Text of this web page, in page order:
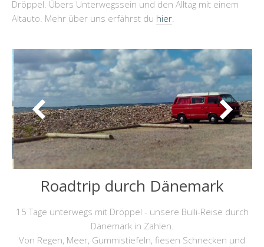
Dröppel. Übers Unterwegssein und den Alltag mit einem
Altauto. Mehr über uns erfährst du hier
Roadtrip durch Dänemark
15 Tage unterwegs mit Dröppel - unsere Bulli-Reise durch
Dänemark in Zahlen.
Von Regen, Meer, Gummistiefeln, fiesen Schnecken und